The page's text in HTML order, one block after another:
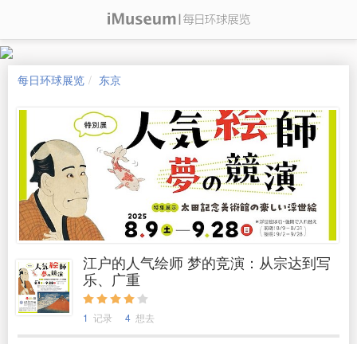
每日环球展览 东京
江户的人气绘师 梦的竞演：从宗达到写
乐、广重
1 记录 4 想去